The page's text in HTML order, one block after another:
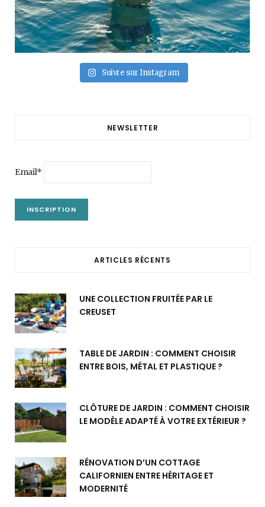
Suivre sur Instagram
NEWSLETTER
Email*
ARTICLES RÉCENTS
UNE COLLECTION FRUITÉE PAR LE
CREUSET
TABLE DE JARDIN : COMMENT CHOISIR
ENTRE BOIS, MÉTAL ET PLASTIQUE ?
CLÔTURE DE JARDIN : COMMENT CHOISIR
LE MODÈLE ADAPTÉ À VOTRE EXTÉRIEUR ?
RÉNOVATION D’UN COTTAGE
CALIFORNIEN ENTRE HÉRITAGE ET
MODERNITÉ